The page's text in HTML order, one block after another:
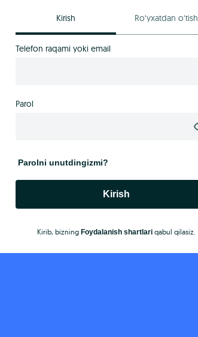
Kirish Ro‘yxatdan o‘tish
Telefon raqami yoki email
Parol
Parolni unutdingizmi?
Kirish
Kirib, bizning Foydalanish shartlariqabul qilasiz.